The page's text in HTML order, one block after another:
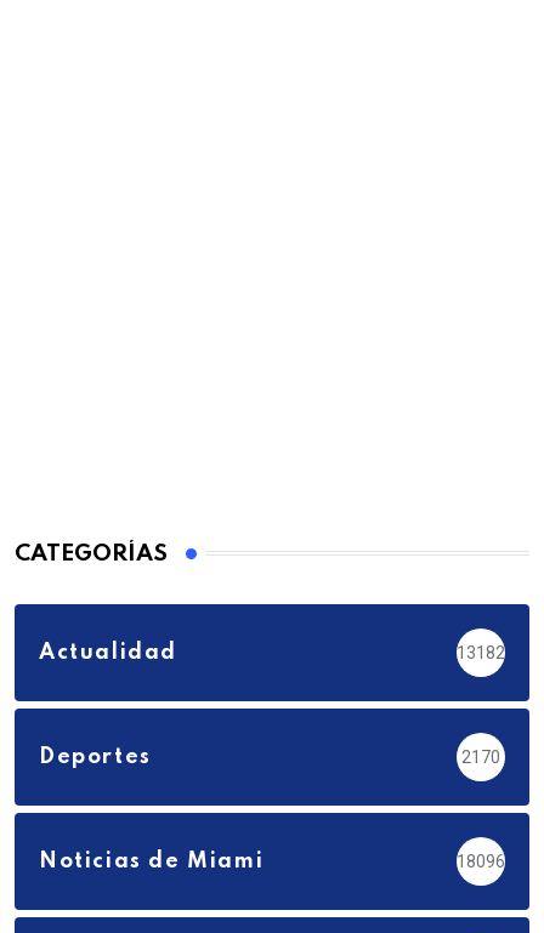
CATEGORÍAS
Actualidad 13182
Deportes 2170
Noticias de Miami 18096